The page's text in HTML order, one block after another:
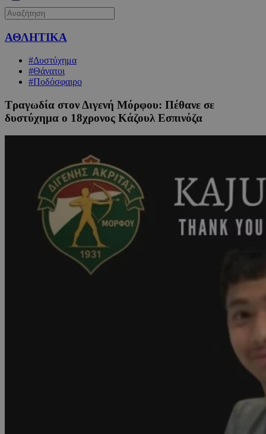
ΑΘΛΗΤΙΚΑ
#Δυστύχημα
#Θάνατοι
#Ποδόσφαιρο
Τραγωδία στον Διγενή Μόρφου: Πέθανε σε
δυστύχημα ο 18χρονος Κάζουλ Εσπινόζα